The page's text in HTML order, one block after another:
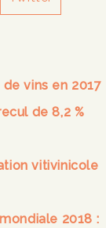
vins en 2017
de 8,2 %
vitivinicole
2018 :